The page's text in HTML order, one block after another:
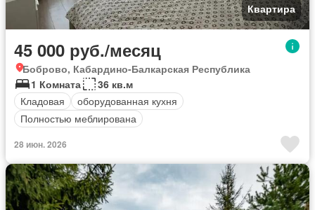
Квартира
45 000 руб./месяц
Боброво, Кабардино-Балкарская Республика
1 Комната
36 кв.м
Кладовая
оборудованная кухня
Полностью меблирована
28 июн. 2026